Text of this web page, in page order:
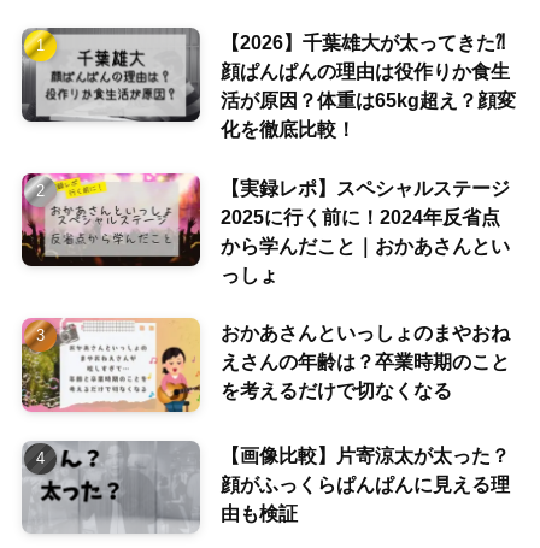
【2026】千葉雄大が太ってきた⁈
顔ぱんぱんの理由は役作りか食生
活が原因？体重は65kg超え？顔変
化を徹底比較！
【実録レポ】スペシャルステージ
2025に行く前に！2024年反省点
から学んだこと｜おかあさんとい
っしょ
おかあさんといっしょのまやおね
えさんの年齢は？卒業時期のこと
を考えるだけで切なくなる
【画像比較】片寄涼太が太った？
顔がふっくらぱんぱんに見える理
由も検証